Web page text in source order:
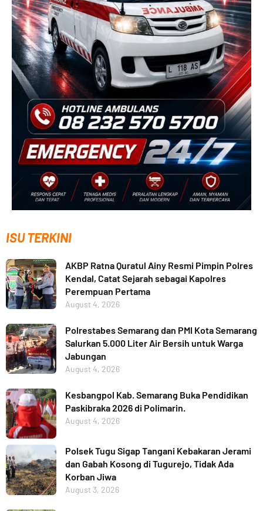
ISU TERKINI
AKBP Ratna Quratul Ainy Resmi Pimpin Polres
Kendal, Catat Sejarah sebagai Kapolres
Perempuan Pertama
August 4, 2026
Polrestabes Semarang dan PMI Kota Semarang
Salurkan 5.000 Liter Air Bersih untuk Warga
Jabungan
August 4, 2026
Kesbangpol Kab. Semarang Buka Pendidikan
Paskibraka 2026 di Polimarin.
August 4, 2026
Polsek Tugu Sigap Tangani Kebakaran Jerami
dan Gabah Kosong di Tugurejo, Tidak Ada
Korban Jiwa
August 3, 2026